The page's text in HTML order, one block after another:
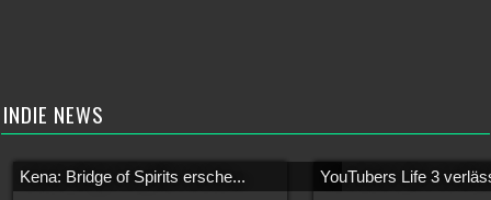
INDIE NEWS
Kena: Bridge of Spirits ersche... YouTubers Life 3